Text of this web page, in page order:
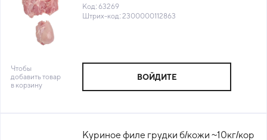
(1010022323) (КОР) (КОД 63269)
(-18°С)
Код: 63269
Штрих-код: 2300000112863
Чтобы
добавить товар
в корзину
ВОЙДИТЕ
Куриное филе грудки б/кожи ~10кг/кор